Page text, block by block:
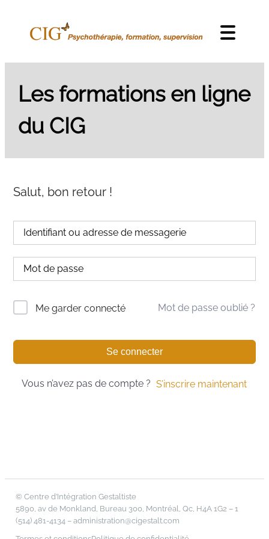
Menu
Les formations en ligne
du CIG
Salut, bon retour !
Me garder connecté Mot de passe oublié ?
Se connecter
Vous n’avez pas de compte ? S’inscrire maintenant
© Centre d’Intégration Gestaltiste
5890, av de Monkland, Bureau 300, Montréal, Qc, H4A 1G2 – 1
(514) 481-4134 –administration@cigestalt.com